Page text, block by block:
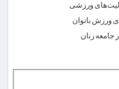
ورزشی
ورزش بانوان
جامعه زنان